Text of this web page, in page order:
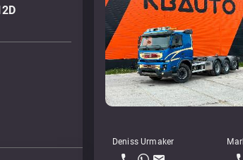
Deniss Urmaker